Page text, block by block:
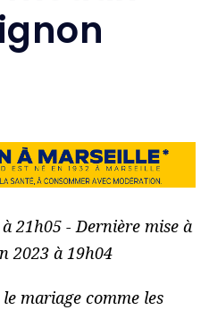
21h05 - Dernière mise à
2023 à 19h04
mariage comme les